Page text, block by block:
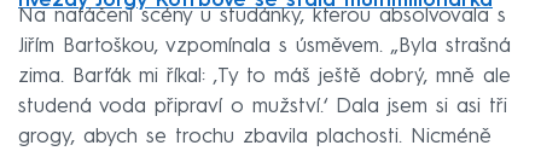
Na natáčení scény u studánky, kterou absolvovala s
Jiřím Bartoškou, vzpomínala s úsměvem. „Byla strašná
zima. Barťák mi říkal: ‚Ty to máš ještě dobrý, mně ale
studená voda připraví o mužství.‘ Dala jsem si asi tři
grogy, abych se trochu zbavila plachosti. Nicméně